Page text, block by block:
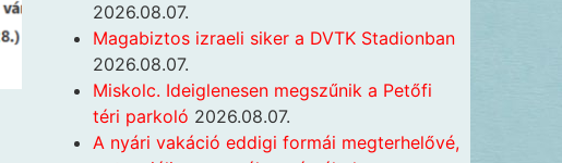
2026.08.07.
Magabiztos izraeli siker a DVTK Stadionban
2026.08.07.
Miskolc. Ideiglenesen megszűnik a Petőfi
téri parkoló 2026.08.07.
A nyári vakáció eddigi formái megterhelővé,